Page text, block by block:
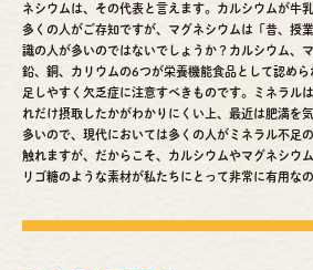
ネシウムは、その代表と言えます。カルシウムが牛
多くの人がご存知ですが、マグネシウムは「昔、授
識の人が多いのではないでしょうか？カルシウム、
鉛、銅、カリウムの6つが栄養機能食品として認め
足しやすく欠乏症に注意すべきものです。ミネラル
れだけ摂取したかがわかりにくい上、最近は肥満を
多いので、現代においては多くの人がミネラル不足
触れますが、だからこそ、カルシウムやマグネシウ
リゴ糖のような素材が私たちにとって非常に有用なの